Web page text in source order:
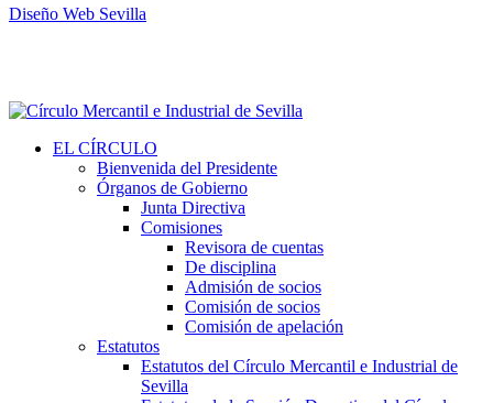
Diseño Web Sevilla
EL CÍRCULO
Bienvenida del Presidente
Órganos de Gobierno
Junta Directiva
Comisiones
Revisora de cuentas
De disciplina
Admisión de socios
Comisión de socios
Comisión de apelación
Estatutos
Estatutos del Círculo Mercantil e Industrial de
Sevilla